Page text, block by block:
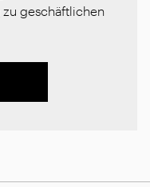
zu geschäftlichen